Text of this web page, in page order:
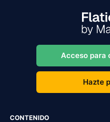
Acceso para
Hazte
CONTENIDO